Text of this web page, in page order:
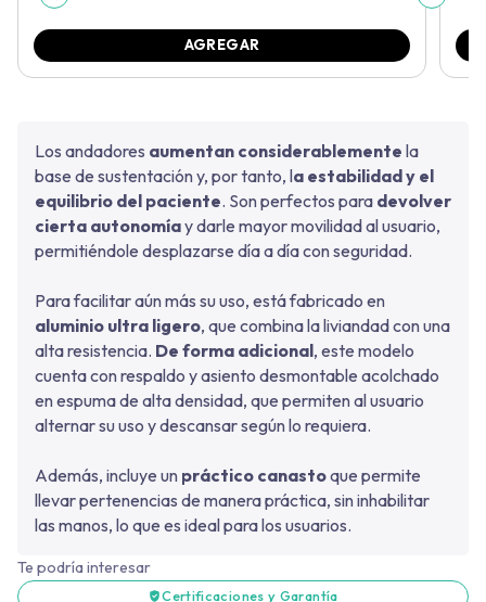
Los andadores aumentan considerablemente la
base de sustentación y, por tanto, la estabilidad y el
equilibrio del paciente. Son perfectos para devolver
cierta autonomíay darle mayor movilidad al usuario,
permitiéndole desplazarse día a día con seguridad.
Para facilitar aún más su uso, está fabricado en
aluminio ultra ligero, que combina la liviandad con una
alta resistencia. De forma adicional, este modelo
cuenta con respaldo y asiento desmontable acolchado
en espuma de alta densidad, que permiten al usuario
alternar su uso y descansar según lo requiera.
Además, incluye un práctico canastoque permite
llevar pertenencias de manera práctica, sin inhabilitar
las manos, lo que es ideal para los usuarios.
AGREGAR
Te podría interesar
Certificaciones y Garantía